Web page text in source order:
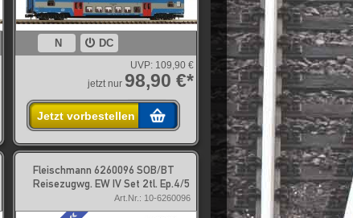
N DC
UVP: 109,90 €
jetzt nur 98,90 €*
Jetzt vorbestellen
Fleischmann 6260096 SOB/BT
Reisezugwg. EW IV Set 2tl. Ep.4/5
Art.Nr.: 10-6260096